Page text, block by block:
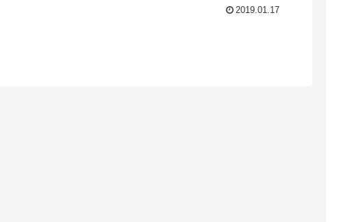
2019.01.17